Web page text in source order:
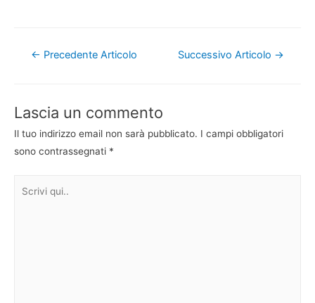
Navigazione
← Precedente Articolo Successivo Articolo →
Lascia un commento
Il tuo indirizzo email non sarà pubblicato. I campi obbligatori
sono contrassegnati *